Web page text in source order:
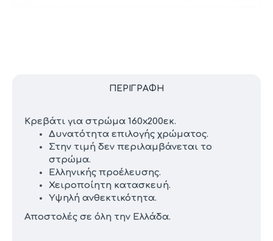
ΠΕΡΙΓΡΑΦΉ
Κρεβάτι για στρώμα 160x200εκ.
Δυνατότητα επιλογής χρώματος.
Στην τιμή δεν περιλαμβάνεται το
στρώμα.
Ελληνικής προέλευσης.
Χειροποίητη κατασκευή.
Υψηλή ανθεκτικότητα.
Αποστολές σε όλη την Ελλάδα.